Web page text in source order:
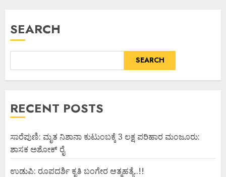
SEARCH
SEARCH
RECENT POSTS
ಸಾರೆಪುಣಿ: ಮೃತ ನಿಶಾನಾ ಕುಟುಂಬಕ್ಕೆ 3 ಲಕ್ಷ ಪರಿಹಾರ ಮಂಜೂರು:
ಶಾಸಕ ಅಶೋಕ್ ರೈ
ಉಡುಪಿ: ರೂಪದರ್ಶಿ ಕೃತಿ ಬಂಗೇರ ಆತ್ಮಹತ್ಯೆ..!!